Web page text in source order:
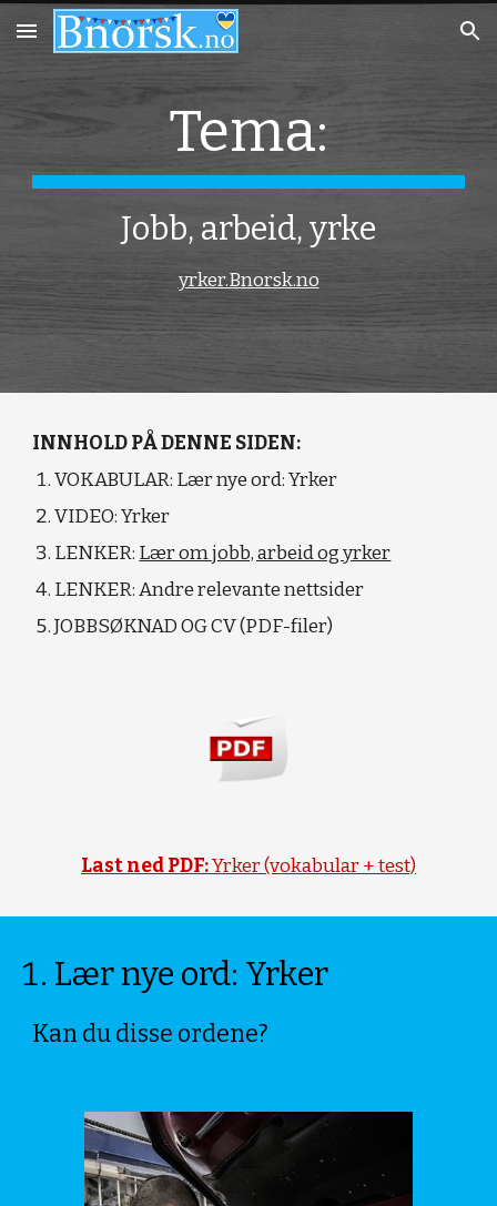
Skip to main content Skip to navigation
Tema:
Jobb, arbeid, yrke
yrker.Bnorsk.no
INNHOLD PÅ DENNE SIDEN:
VOKABULAR: Lær nye ord: Yrker
VIDEO: Yrker
LENKER: Lær om jobb, arbeid og yrker
LENKER: Andre relevante nettsider
JOBBSØKNAD OG CV (PDF-filer)
Last ned PDF:Yrker (vokabular + test)
Lær nye ord: Yrker
Kan du disse ordene?